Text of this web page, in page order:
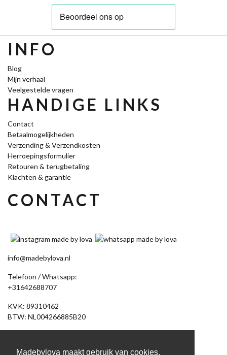
Madebylova maakt gebruik van cookies.
INFO
Blog
Mijn verhaal
Veelgestelde vragen
HANDIGE LINKS
Contact
Betaalmogelijkheden
Verzending & Verzendkosten
Herroepingsformulier
Retouren & terugbetaling
Klachten & garantie
CONTACT
info@madebylova.nl
Telefoon / Whatsapp:
+31642688707
KVK: 89310462
BTW: NL004266885B20